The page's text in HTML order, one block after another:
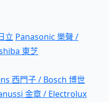
立 Panasonic 樂聲 /
東芝
西門子 / Bosch 博世
金章 / Electrolux